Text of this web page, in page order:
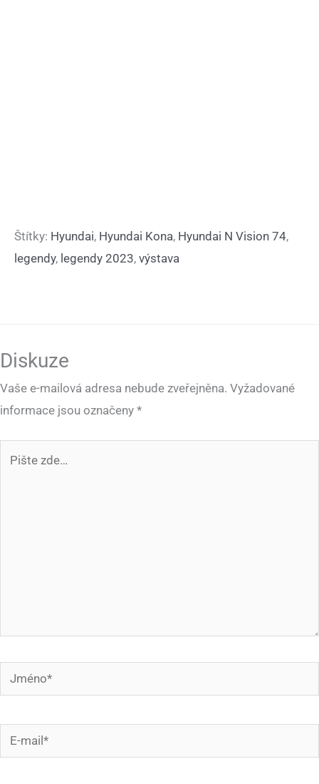
Štítky: Hyundai, Hyundai Kona, Hyundai N Vision 74,
legendy, legendy 2023, výstava
Diskuze
Vaše e-mailová adresa nebude zveřejněna. Vyžadované
informace jsou označeny *
Jméno*
mail*